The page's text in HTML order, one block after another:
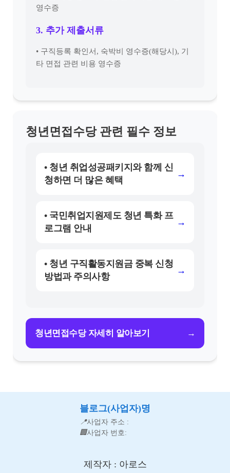
영수증
3. 추가 제출서류
• 구직등록 확인서, 숙박비 영수증(해당시), 기
타 면접 관련 비용 영수증
청년면접수당 관련 필수 정보
• 청년 취업성공패키지와 함께 신
청하면 더 많은 혜택
→
• 국민취업지원제도 청년 특화 프
로그램 안내
→
• 청년 구직활동지원금 중복 신청
방법과 주의사항
→
청년면접수당 자세히 알아보기 →
블로그(사업자)명
📍사업자 주소 :
🏢사업자 번호:
제작자 : 아로스